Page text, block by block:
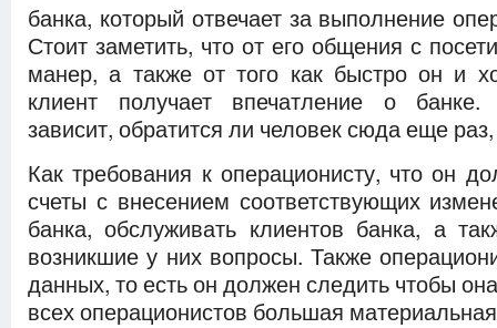
банка, который отвечает за выполнение
Стоит заметить, что от его общения с
манер, а также от того как быстро он и
клиент получает впечатление о банке.
зависит, обратится ли человек сюда еще
Как требования к операционисту, что он
счеты с внесением соответствующих
банка, обслуживать клиентов банка, а
возникшие у них вопросы. Также
данных, то есть он должен следить чтобы
всех операционистов большая